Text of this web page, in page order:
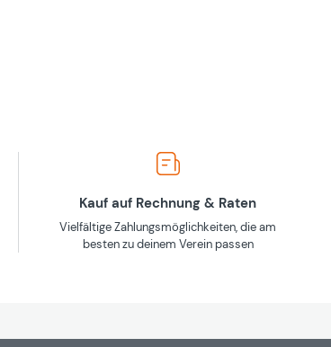
Kauf auf Rechnung & Raten
Vielfältige Zahlungsmöglichkeiten, die am
besten zu deinem Verein passen